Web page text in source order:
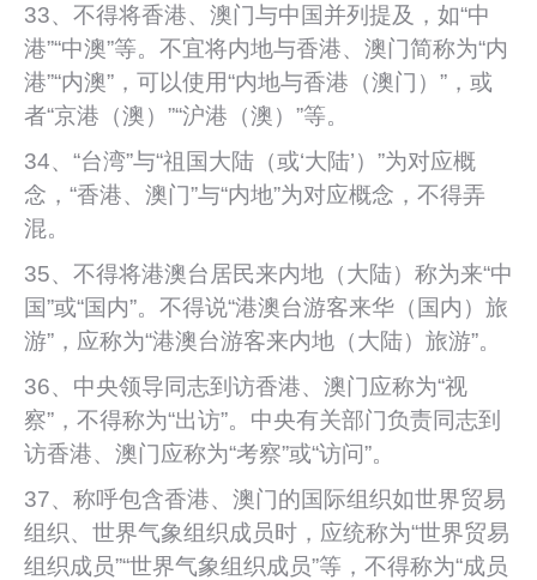
33、不得将香港、澳门与中国并列提及，如“中
港”“中澳”等。不宜将内地与香港、澳门简称为“内
港”“内澳”，可以使用“内地与香港（澳门）”，或
者“京港（澳）”“沪港（澳）”等。
34、“台湾”与“祖国大陆（或‘大陆’）”为对应概
念，“香港、澳门”与“内地”为对应概念，不得弄
混。
35、不得将港澳台居民来内地（大陆）称为来“中
国”或“国内”。不得说“港澳台游客来华（国内）旅
游”，应称为“港澳台游客来内地（大陆）旅游”。
36、中央领导同志到访香港、澳门应称为“视
察”，不得称为“出访”。中央有关部门负责同志到
访香港、澳门应称为“考察”或“访问”。
37、称呼包含香港、澳门的国际组织如世界贸易
组织、世界气象组织成员时，应统称为“世界贸易
组织成员”“世界气象组织成员”等，不得称为“成员